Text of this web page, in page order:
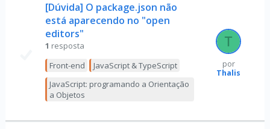
[Dúvida] O package.json não
está aparecendo no "open
editors"
1 resposta
Front-end
JavaScript & TypeScript
JavaScript: programando a Orientação
a Objetos
por
Thalis